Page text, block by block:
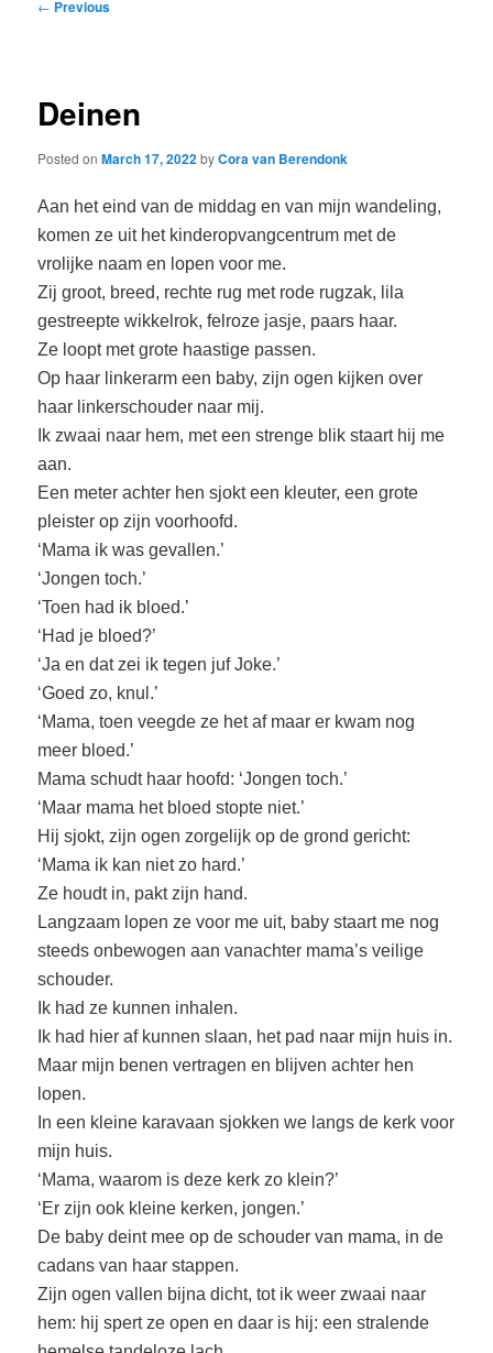
← Previous
Deinen
Posted onMarch 17, 2022byCora van Berendonk
Aan het eind van de middag en van mijn wandeling,
komen ze uit het kinderopvangcentrum met de
vrolijke naam en lopen voor me.
Zij groot, breed, rechte rug met rode rugzak, lila
gestreepte wikkelrok, felroze jasje, paars haar.
Ze loopt met grote haastige passen.
Op haar linkerarm een baby, zijn ogen kijken over
haar linkerschouder naar mij.
Ik zwaai naar hem, met een strenge blik staart hij me
aan.
Een meter achter hen sjokt een kleuter, een grote
pleister op zijn voorhoofd.
‘Mama ik was gevallen.’
‘Jongen toch.’
‘Toen had ik bloed.’
‘Had je bloed?’
‘Ja en dat zei ik tegen juf Joke.’
‘Goed zo, knul.’
‘Mama, toen veegde ze het af maar er kwam nog
meer bloed.’
Mama schudt haar hoofd: ‘Jongen toch.’
‘Maar mama het bloed stopte niet.’
Hij sjokt, zijn ogen zorgelijk op de grond gericht:
‘Mama ik kan niet zo hard.’
Ze houdt in, pakt zijn hand.
Langzaam lopen ze voor me uit, baby staart me nog
steeds onbewogen aan vanachter mama’s veilige
schouder.
Ik had ze kunnen inhalen.
Ik had hier af kunnen slaan, het pad naar mijn huis in.
Maar mijn benen vertragen en blijven achter hen
lopen.
In een kleine karavaan sjokken we langs de kerk voor
mijn huis.
‘Mama, waarom is deze kerk zo klein?’
‘Er zijn ook kleine kerken, jongen.’
De baby deint mee op de schouder van mama, in de
cadans van haar stappen.
Zijn ogen vallen bijna dicht, tot ik weer zwaai naar
hem: hij spert ze openen daar is hij: een stralende